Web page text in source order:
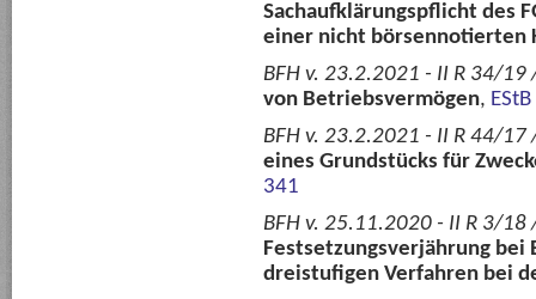
Sachaufklärungspflicht des
einer nicht börsennotierten
BFH v. 23.2.2021 - II R 34/
von Betriebsvermögen,
BFH v. 23.2.2021 - II R 44/
eines Grundstücks für
341
BFH v. 25.11.2020 - II R 3/
Festsetzungsverjährung bei
dreistufigen Verfahren bei